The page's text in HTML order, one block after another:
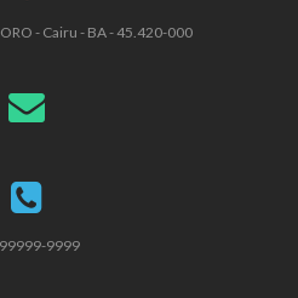
- Cairu - BA - 45.420-000
9999